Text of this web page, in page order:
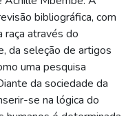
bibliográfica, com
através do
da seleção de artigos
uma pesquisa
da sociedade da
se na lógica do